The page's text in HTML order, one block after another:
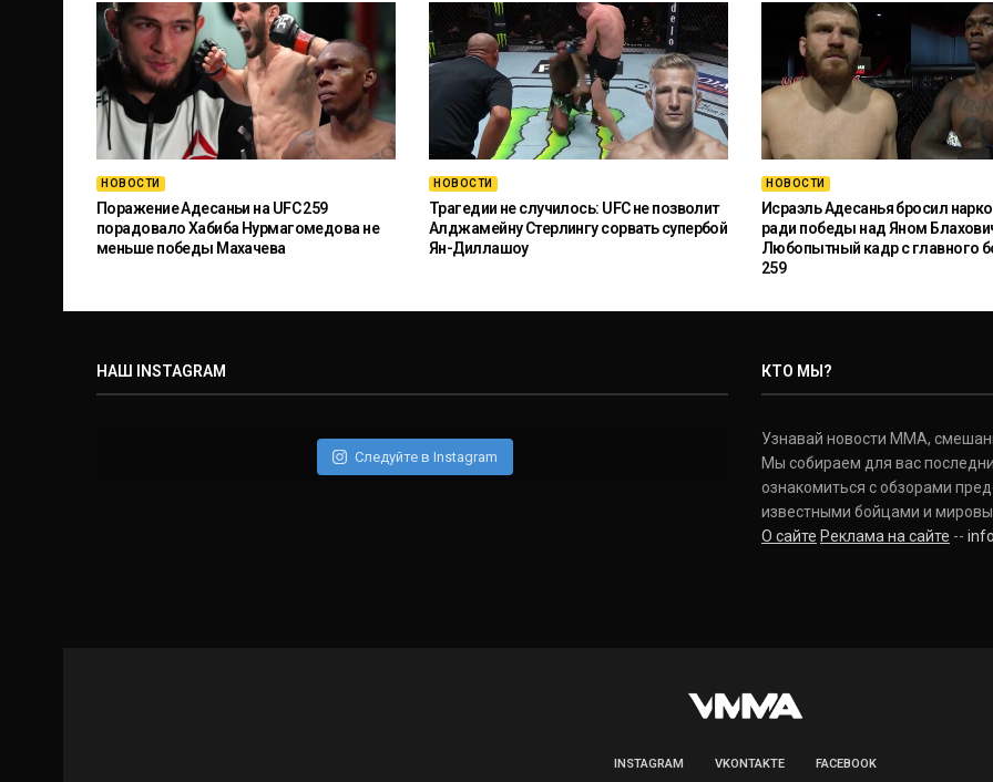
НОВОСТИ
Поражение Адесаньи на UFC 259
порадовало Хабиба Нурмагомедова не
меньше победы Махачева
НОВОСТИ
Трагедии не случилось: UFC не позволит
Алджамейну Стерлингу сорвать супербой
Ян-Диллашоу
НОВОСТИ
Исраэль Адесанья бросил
ради победы над Яном
Любопытный кадр с главного
259
НАШ INSTAGRAM
Следуйте в Instagram
КТО МЫ?
Узнавай новости ММА,
Мы собираем для вас
ознакомиться с обзорами
известными бойцами и
О сайте Реклама на сайте --
INSTAGRAM VKONTAKTE FACEBOOK